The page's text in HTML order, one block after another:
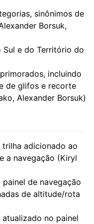
sinônimos de
Borsuk,
Sul e do Território do
incluindo
de glifos e recorte
Alexander Borsuk)
trilha adicionado ao
a navegação (Kiryl
painel de navegação
de altitude/rota
no painel